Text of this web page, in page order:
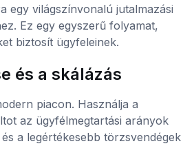
egy világszínvonalú jutalmazási
Ez egy egyszerű folyamat,
biztosít ügyfeleinek.
és a skálázás
piacon. Használja a
az ügyfélmegtartási arányok
a legértékesebb törzsvendégek